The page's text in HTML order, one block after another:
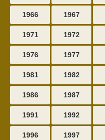
1966 1967
1971 1972
1976 1977
1981 1982
1986 1987
1991 1992
1996 1997